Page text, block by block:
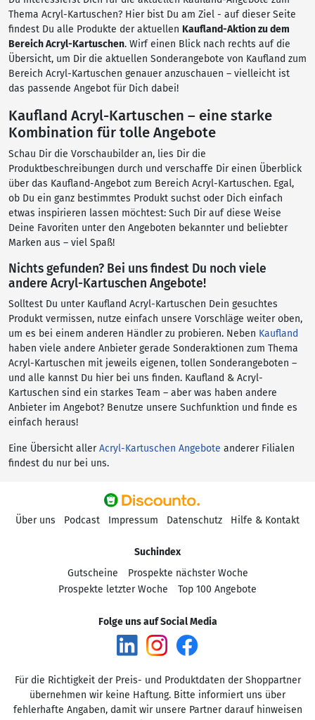
Thema Acryl-Kartuschen? Hier bist Du am Ziel - auf dieser Seite
findest Du alle Produkte der aktuellen Kaufland-Aktion zu dem
Bereich Acryl-Kartuschen. Wirf einen Blick nach rechts auf die
Übersicht, um Dir die aktuellen Sonderangebote von Kaufland zum
Bereich Acryl-Kartuschen genauer anzuschauen – vielleicht ist
das passende Angebot für Dich dabei!
Kaufland Acryl-Kartuschen – eine starke
Kombination für tolle Angebote
Schau Dir die Vorschaubilder an, lies Dir die
Produktbeschreibungen durch und verschaffe Dir einen Überblick
über das Kaufland-Angebot zum Bereich Acryl-Kartuschen. Egal,
ob Du ein ganz bestimmtes Produkt suchst oder Dich einfach
etwas inspirieren lassen möchtest: Such Dir auf diese Weise
Deine Favoriten unter den Angeboten bekannter und beliebter
Marken aus – viel Spaß!
Nichts gefunden? Bei uns findest Du noch viele
andere Acryl-Kartuschen Angebote!
Solltest Du unter Kaufland Acryl-Kartuschen Dein gesuchtes
Produkt vermissen, nutze einfach unsere Vorschläge weiter oben,
um es bei einem anderen Händler zu probieren. Neben Kaufland
haben viele andere Anbieter gerade Sonderaktionen zum Thema
Acryl-Kartuschen mit jeweils eigenen, tollen Sonderangeboten –
und alle kannst Du hier bei uns finden. Kaufland & Acryl-
Kartuschen sind ein starkes Team – aber was haben andere
Anbieter im Angebot? Benutze unsere Suchfunktion und finde es
einfach heraus!
Eine Übersicht allerAcryl-Kartuschen Angebote anderer Filialen
findest du nur bei uns.
Über uns Podcast Impressum Datenschutz Hilfe & Kontakt
Suchindex
Gutscheine
Prospekte nächster Woche
Prospekte letzter Woche
Top 100 Angebote
Folge uns auf Social Media
Für die Richtigkeit der Preis- und Produktdaten der Shoppartner
übernehmen wir keine Haftung. Bitte informiert uns über
fehlerhafte Angaben, damit wir unsere Partner darauf hinweisen